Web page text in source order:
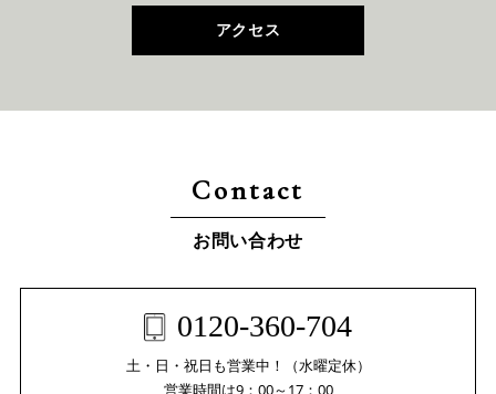
アクセス
Contact
お問い合わせ
0120-360-704
土・日・祝日も営業中！（水曜定休）
営業時間は9：00～17：00